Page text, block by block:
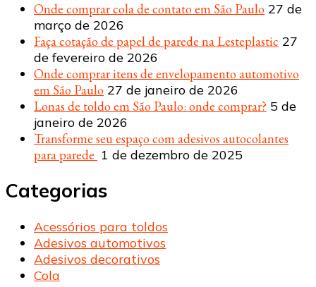
Onde comprar cola de contato em São Paulo 27 de
março de 2026
Faça cotação de papel de parede na Lesteplastic 27
de fevereiro de 2026
Onde comprar itens de envelopamento automotivo
em São Paulo 27 de janeiro de 2026
Lonas de toldo em São Paulo: onde comprar? 5 de
janeiro de 2026
Transforme seu espaço com adesivos autocolantes
para parede 1 de dezembro de 2025
Categorias
Acessórios para toldos
Adesivos automotivos
Adesivos decorativos
Cola